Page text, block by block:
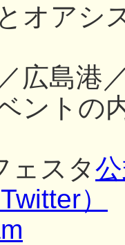
オアシ
広島港
ントの
ェスタ
）